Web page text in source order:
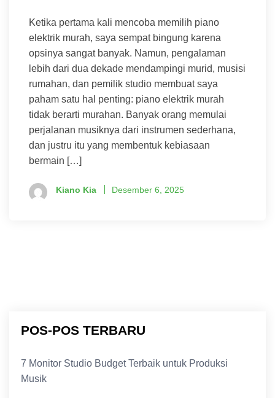
Ketika pertama kali mencoba memilih piano
elektrik murah, saya sempat bingung karena
opsinya sangat banyak. Namun, pengalaman
lebih dari dua dekade mendampingi murid, musisi
rumahan, dan pemilik studio membuat saya
paham satu hal penting: piano elektrik murah
tidak berarti murahan. Banyak orang memulai
perjalanan musiknya dari instrumen sederhana,
dan justru itu yang membentuk kebiasaan
bermain […]
Kiano Kia Desember 6, 2025
POS-POS TERBARU
7 Monitor Studio Budget Terbaik untuk Produksi
Musik